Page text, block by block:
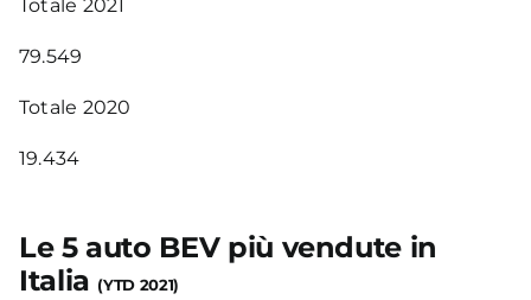
Totale 2021
79.549
Totale 2020
19.434
Le 5 auto BEV più vendute in
Italia (YTD 2021)